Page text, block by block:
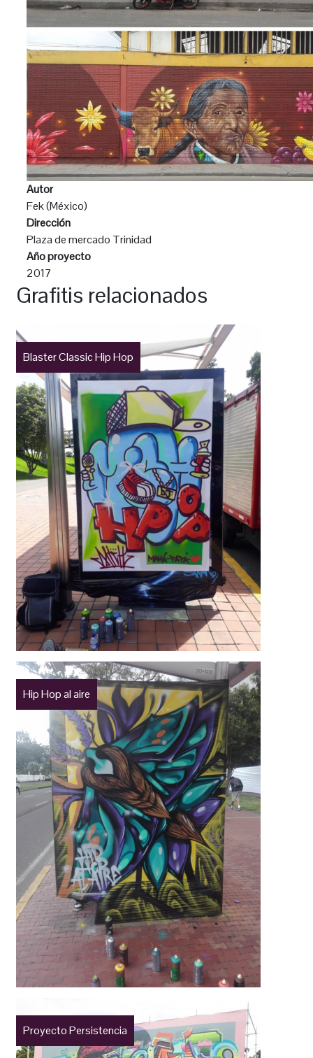
Autor
Fek (México)
Dirección
Plaza de mercado Trinidad
Año proyecto
2017
Grafitis relacionados
Blaster Classic Hip Hop
Hip Hop al aire
Proyecto Persistencia